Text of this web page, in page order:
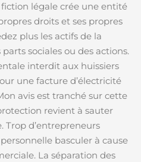
légale crée une entité
droits et ses propres
plus les actifs de la
sociales ou des actions.
interdit aux huissiers
une facture d’électricité
avis est tranché sur cette
revient à sauter
Trop d’entrepreneurs
basculer à cause
La séparation des